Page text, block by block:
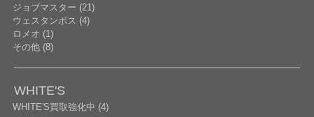
ジョブマスター (21)
ウェスタンボス (4)
ロメオ (1)
その他 (8)
WHITE'S
WHITE'S買取強化中 (4)